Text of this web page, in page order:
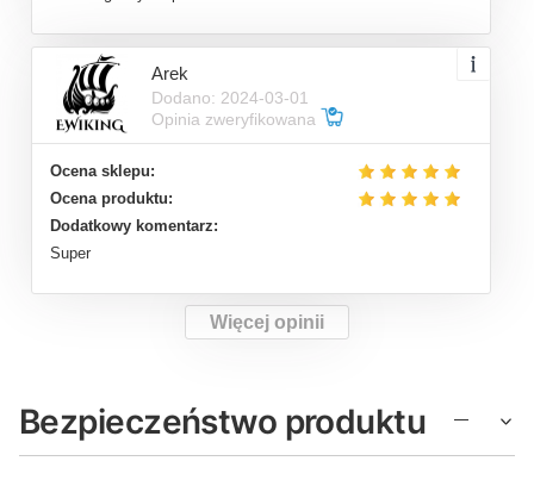
Arek
Dodano: 2024-03-01
Opinia zweryfikowana
Ocena sklepu:
Ocena produktu:
Dodatkowy komentarz:
Super
Więcej opinii
Bezpieczeństwo produktu